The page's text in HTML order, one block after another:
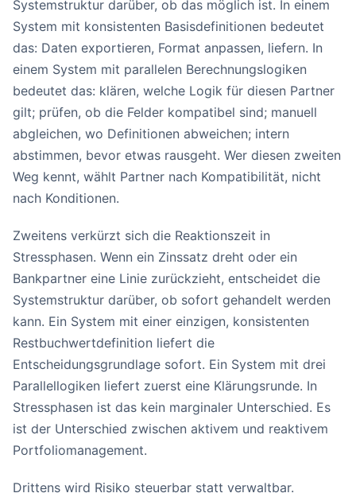
Systemstruktur darüber, ob das möglich ist. In einem
System mit konsistenten Basisdefinitionen bedeutet
das: Daten exportieren, Format anpassen, liefern. In
einem System mit parallelen Berechnungslogiken
bedeutet das: klären, welche Logik für diesen Partner
gilt; prüfen, ob die Felder kompatibel sind; manuell
abgleichen, wo Definitionen abweichen; intern
abstimmen, bevor etwas rausgeht. Wer diesen zweiten
Weg kennt, wählt Partner nach Kompatibilität, nicht
nach Konditionen.
Zweitens verkürzt sich die Reaktionszeit in
Stressphasen. Wenn ein Zinssatz dreht oder ein
Bankpartner eine Linie zurückzieht, entscheidet die
Systemstruktur darüber, ob sofort gehandelt werden
kann. Ein System mit einer einzigen, konsistenten
Restbuchwertdefinition liefert die
Entscheidungsgrundlage sofort. Ein System mit drei
Parallellogiken liefert zuerst eine Klärungsrunde. In
Stressphasen ist das kein marginaler Unterschied. Es
ist der Unterschied zwischen aktivem und reaktivem
Portfoliomanagement.
Drittens wird Risiko steuerbar statt verwaltbar.